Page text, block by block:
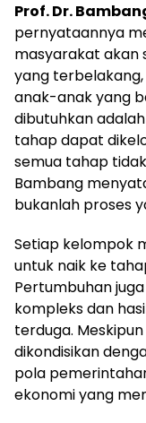
Prof. Dr.
pernyataannya
masyarakat akan
yang
anak-anak yang
dibutuhkan
tahap dapat
semua tahap
Bambang
bukanlah proses
Setiap kelompok
untuk naik ke
Pertumbuhan
kompleks dan
terduga.
dikondisikan
pola
ekonomi yang